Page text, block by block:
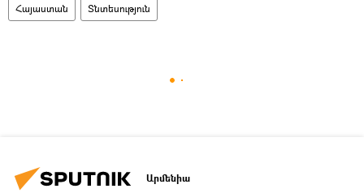
Հայաստան Տնտեսություն
Արմենիա